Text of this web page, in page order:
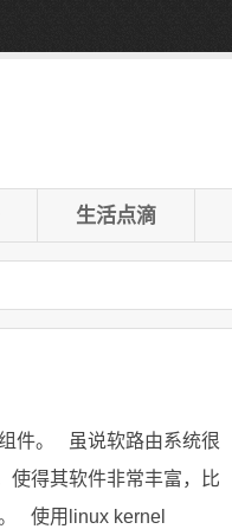
生活点滴
件。 虽说软路由系统很
使得其软件非常丰富，比
使用linux kernel